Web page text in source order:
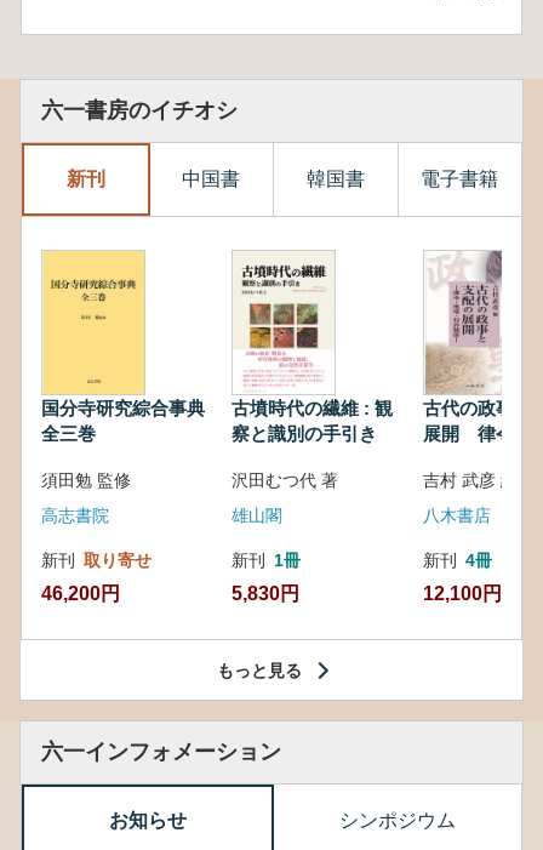
六一書房のイチオシ
新刊 中国書 韓国書 電子書籍
国分寺研究綜合事典
全三巻
須田勉 監修
高志書院
新刊 取り寄せ
46,200円
古墳時代の繊維 : 観
察と識別の手引き
沢田むつ代 著
雄山閣
新刊 1冊
5,830円
古代の政事と
展開 律令・
吉村 武彦 編集
八木書店
新刊 4冊
12,100円
もっと見る
六一インフォメーション
お知らせ シンポジウム